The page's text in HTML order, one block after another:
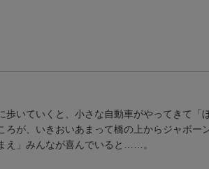
いていくと、小さな自動車がやってきて「
が、いきおいあまって橋の上からジャボー
え」みんなが喜んでいると……。